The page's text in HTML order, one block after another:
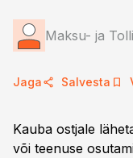
Maksu- ja
Jaga Salvesta
Kauba ostjale
või teenuse